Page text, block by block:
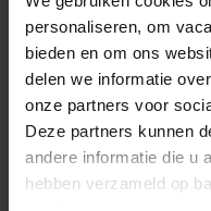
personaliseren, om
bieden en om ons
delen we informatie
onze partners voor
Deze partners kunnen
andere informatie die u
hebben verzameld op
Wij nodigen
solliciteren. Heb jij
hospitality of intensief
ontwikkelen binnen
wij graag samen naar
Wie ben jij?